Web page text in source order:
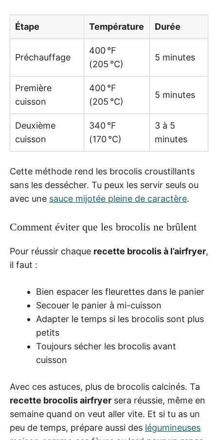
Étape Température Durée
Préchauffage
400 °F
(205 °C)
5 minutes
Première
cuisson
400 °F
(205 °C)
5 minutes
Deuxième
cuisson
340 °F
(170 °C)
3 à 5
minutes
Cette méthode rend les brocolis croustillants
sans les dessécher. Tu peux les servir seuls ou
avec une sauce mijotée pleine de caractère.
Comment éviter que les brocolis ne brûlent
Pour réussir chaque recette brocolis à l’airfryer,
il faut :
Bien espacer les fleurettes dans le panier
Secouer le panier à mi-cuisson
Adapter le temps si les brocolis sont plus
petits
Toujours sécher les brocolis avant
cuisson
Avec ces astuces, plus de brocolis calcinés. Ta
recette brocolis airfryer sera réussie, même en
semaine quand on veut aller vite. Et si tu as un
peu de temps, prépare aussi des légumineuses